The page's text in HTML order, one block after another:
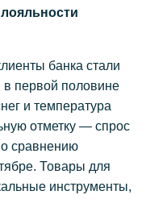
банка стали
в первой половине
и температура
отметку — спрос
сравнению
Товары для
инструменты,